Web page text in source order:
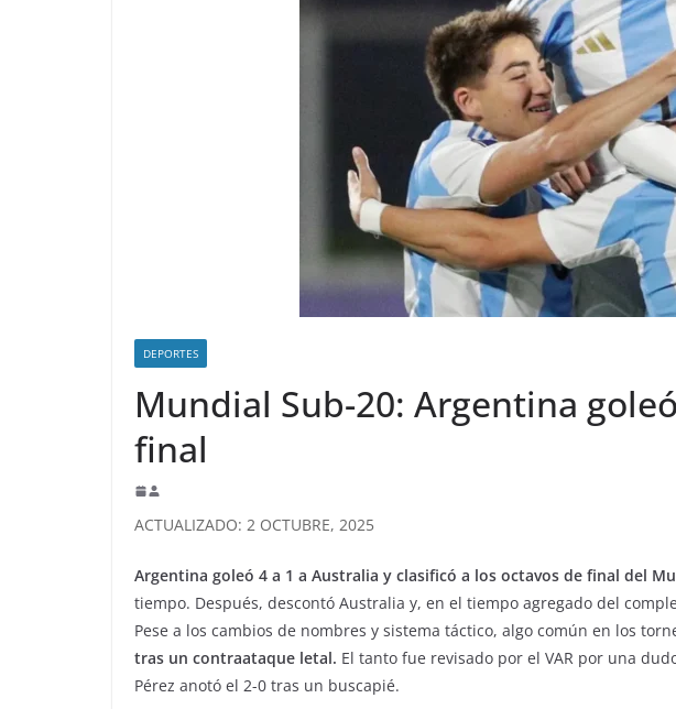
DEPORTES
Mundial Sub-20: Argentina
final
ACTUALIZADO: 2 OCTUBRE, 2025
Argentina goleó 4 a 1 a Australia y clasificó a los octavos de final del
tiempo. Después, descontó Australia y, en el tiempo agregado del
Pese a los cambios de nombres y sistema táctico, algo común en los
tras un contraataque letal. El tanto fue revisado por el VAR por una
Pérez anotó el 2-0 tras un buscapié.